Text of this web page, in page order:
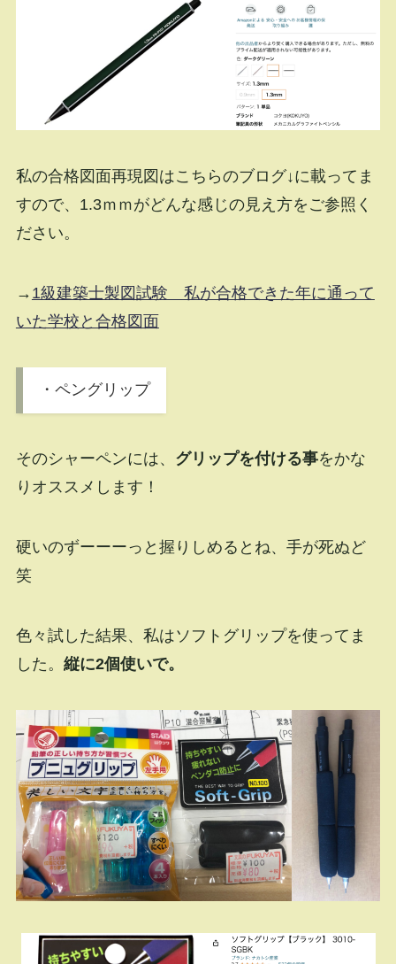
私の合格図面再現図はこちらのブログ↓に載ってま
すので、1.3ｍｍがどんな感じの見え方をご参照く
ださい。
→ 1級建築士製図試験 私が合格できた年に通って
いた学校と合格図面
・ペングリップ
そのシャーペンには、 グリップを付ける事をかな
りオススメします！
硬いのずーーーっと握りしめるとね、手が死ぬど
笑
色々試した結果、私はソフトグリップを使ってま
した。 縦に2個使いで。